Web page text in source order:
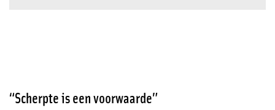
“Scherpte is een voorwaarde”